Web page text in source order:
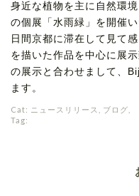
身近な植物を主に自然環
の個展「水雨緑」を開催
日間京都に滞在して見て
を描いた作品を中心に展
の展示と合わせまして、
ます。
Cat: ニュースリリース ブログ
Tag: